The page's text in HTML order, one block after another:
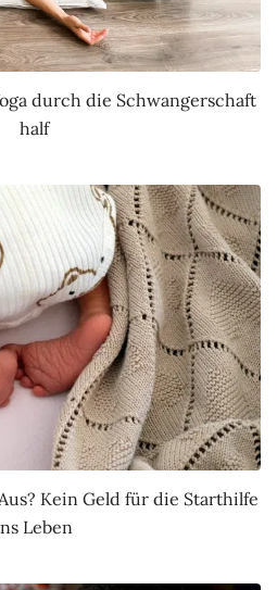
durch die Schwangerschaft
half
Kein Geld für die Starthilfe
Leben